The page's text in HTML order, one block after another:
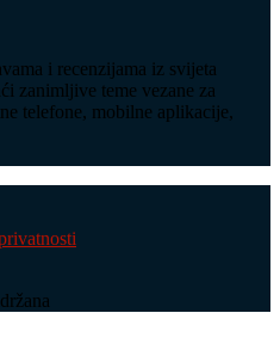
i recenzijama iz svijeta
zanimljive teme vezane za
telefone, mobilne aplikacije,